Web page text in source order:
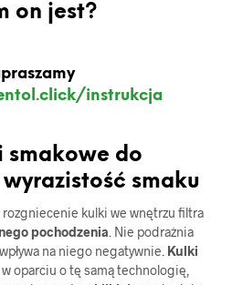
on jest?
instrukcja
smakowe do
smaku
rozgniecenie kulki we wnętrzu filtra
pochodzenia . Nie podrażnia
na niego negatywnie. Kulki
oparciu o tę samą technologię,